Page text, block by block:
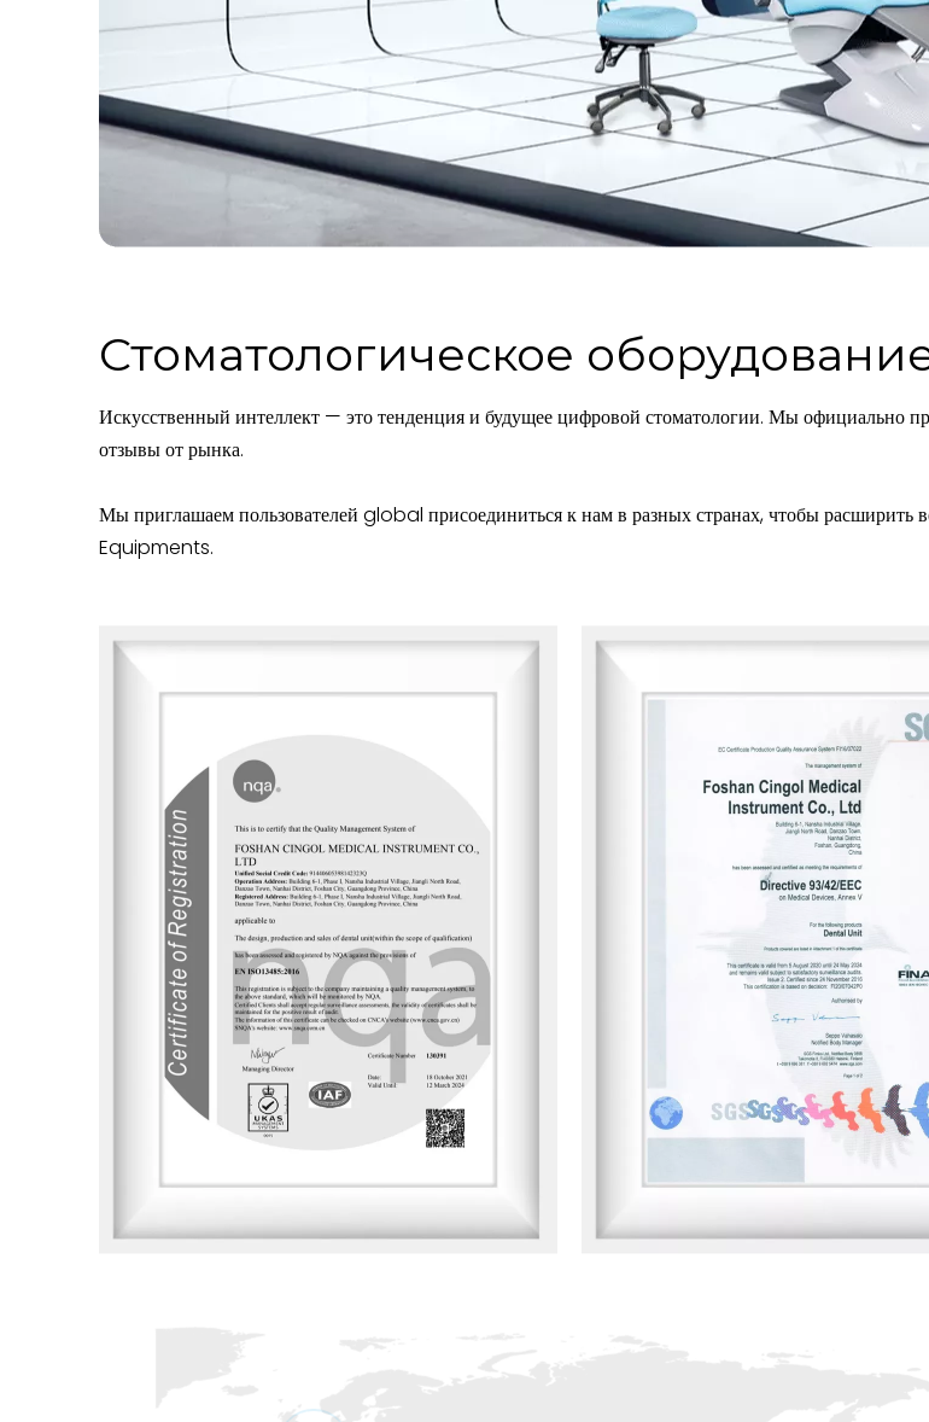
Стоматологическое оборудование
Искусственный интеллект — это тенденция и будущее цифровой стоматологии. Мы официально
отзывы от рынка.
Мы приглашаем пользователей global присоединиться к нам в разных странах, чтобы
Equipments.